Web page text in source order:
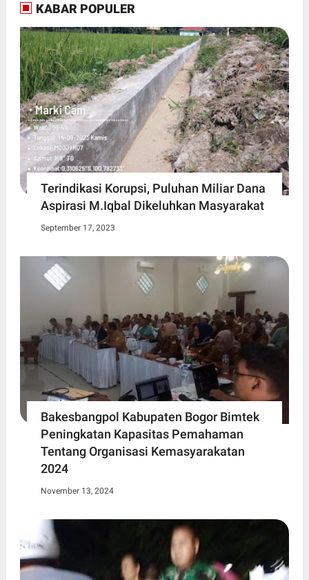
KABAR POPULER
Terindikasi Korupsi, Puluhan Miliar Dana
Aspirasi M.Iqbal Dikeluhkan Masyarakat
September 17, 2023
Bakesbangpol Kabupaten Bogor Bimtek
Peningkatan Kapasitas Pemahaman
Tentang Organisasi Kemasyarakatan
2024
November 13, 2024